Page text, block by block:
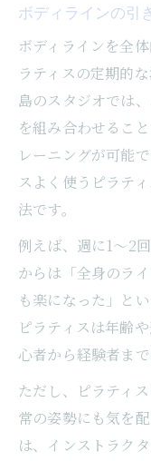
ボディラインの引
ボディラインを全
ラティスの定期的
島のスタジオでは
を組み合わせるこ
レーニングが可能
スよく使うピラテ
法です。
例えば、週に1～2
からは「全身のラ
も楽になった」と
ピラティスは年齢
心者から経験者ま
ただし、ピラティ
常の姿勢にも気を
は、インストラク